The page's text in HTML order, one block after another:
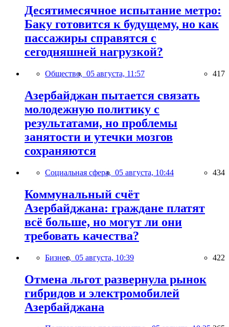
Десятимесячное испытание метро:
Баку готовится к будущему, но как
пассажиры справятся с
сегодняшней нагрузкой?
Общество, 05 августа, 11:57 417
Азербайджан пытается связать
молодежную политику с
результатами, но проблемы
занятости и утечки мозгов
сохраняются
Социальная сфера, 05 августа, 10:44 434
Коммунальный счёт
Азербайджана: граждане платят
всё больше, но могут ли они
требовать качества?
Бизнес, 05 августа, 10:39 422
Отмена льгот развернула рынок
гибридов и электромобилей
Азербайджана